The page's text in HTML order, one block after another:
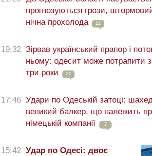
прогнозуються грози,
нічна прохолода
11
19:32 Зірвав український прапор і
ньому: одесит може потрапити
три роки
30
17:46 Удари по Одеській затоці:
великий балкер, що належить
німецькій компанії
7
15:42 Удар по Одесі: двоє